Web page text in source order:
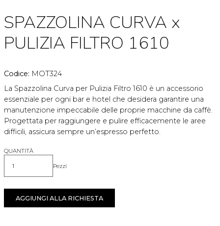
SPAZZOLINA CURVA x
PULIZIA FILTRO 1610
Codice: MOT324
La Spazzolina Curva per Pulizia Filtro 1610 è un accessorio
essenziale per ogni bar e hotel che desidera garantire una
manutenzione impeccabile delle proprie macchine da caffè.
Progettata per raggiungere e pulire efficacemente le aree
difficili, assicura sempre un’espresso perfetto.
QUANTITÀ
Quantità Pezzi
AGGIUNGI ALLA RICHIESTA